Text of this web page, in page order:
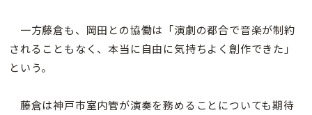
一方藤倉も、岡田との協働は「演劇の都合で音楽が制約
されることもなく、本当に自由に気持ちよく創作できた」
という。
藤倉は神戸市室内管が演奏を務めることについても期待